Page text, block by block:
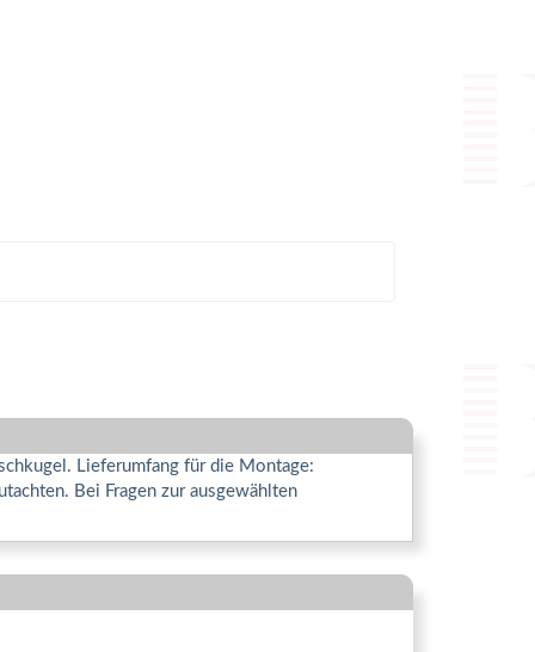
Lieferumfang für die Montage:
Bei Fragen zur ausgewählten